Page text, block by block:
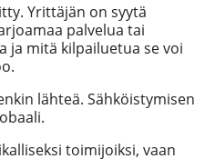
Yrittäjän on syytä
palvelua tai
ja mitä kilpailuetua se voi
lähteä. Sähköistymisen
toimijoiksi, vaan